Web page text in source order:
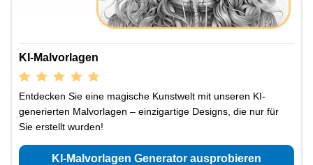
KI-Malvorlagen
Entdecken Sie eine magische Kunstwelt mit unseren KI-
generierten Malvorlagen – einzigartige Designs, die nur für
Sie erstellt wurden!
KI-Malvorlagen Generator ausprobieren